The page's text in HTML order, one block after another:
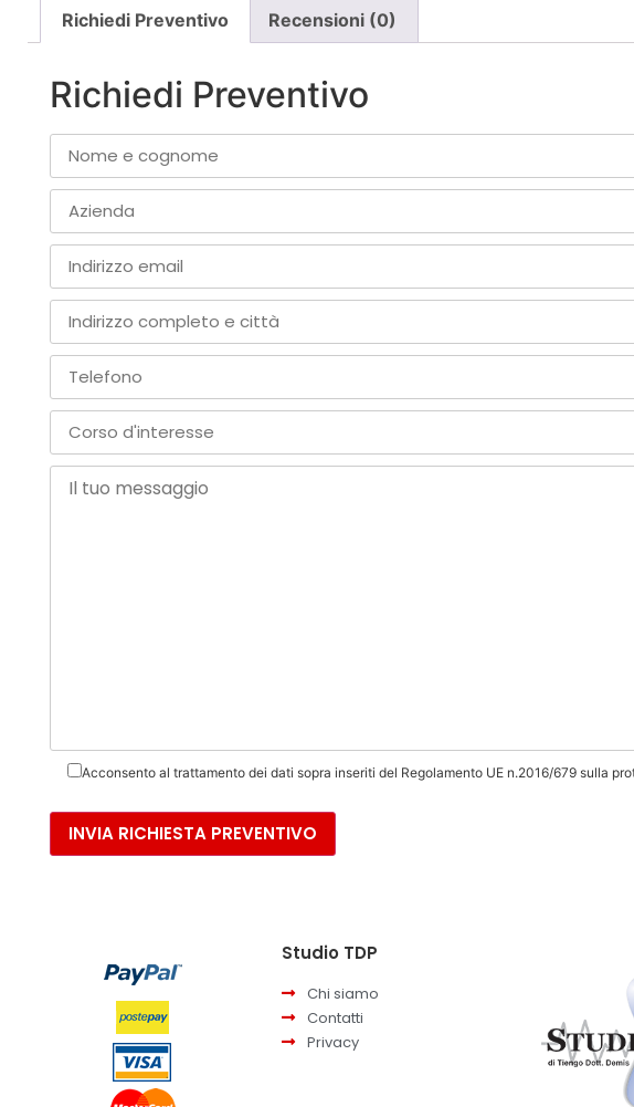
Richiedi Preventivo Recensioni (0)
Richiedi Preventivo
Acconsento al trattamento dei dati sopra inseriti del Regolamento UE n.2016/679 sulla
Studio TDP
Chi siamo
Contatti
Privacy